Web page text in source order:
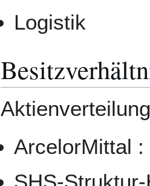
Logistik
ArcelorMittal :
SHS-